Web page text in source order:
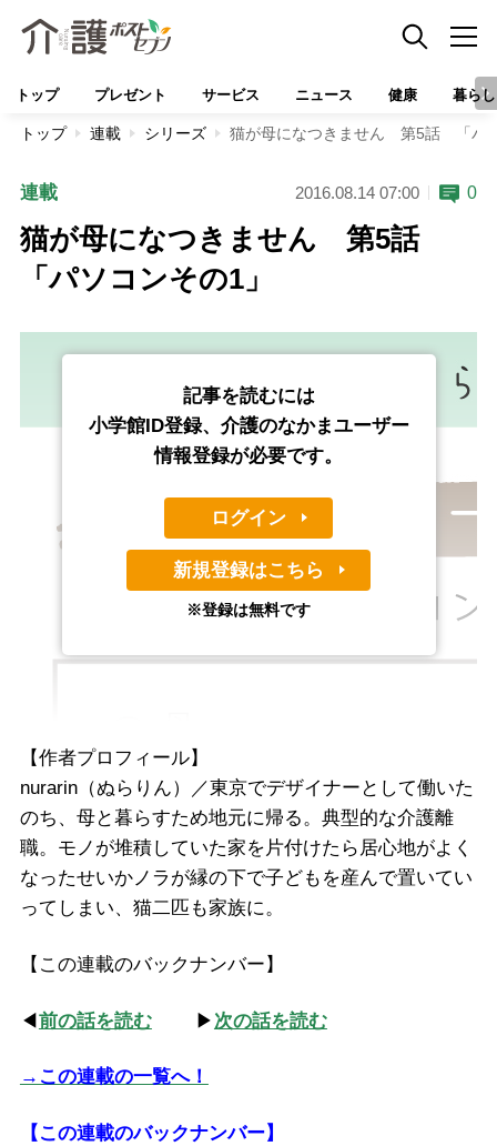
トップ プレゼント サービス ニュース 健康 暮らし
トップ 連載 シリーズ 猫が母になつきません 第5話 「パ
連載 2016.08.14 07:00 0
猫が母になつきません 第5話
「パソコンその1」
記事を読むには
小学館ID登録、介護のなかまユーザー
情報登録が必要です。
ログイン
新規登録はこちら
※登録は無料です
【作者プロフィール】
nurarin（ぬらりん）／東京でデザイナーとして働いた
のち、母と暮らすため地元に帰る。典型的な介護離
職。モノが堆積していた家を片付けたら居心地がよく
なったせいかノラが縁の下で子どもを産んで置いてい
ってしまい、猫二匹も家族に。
【この連載のバックナンバー】
◀前の話を読む▶ 次の話を読む
→この連載の一覧へ！
【この連載のバックナンバー】